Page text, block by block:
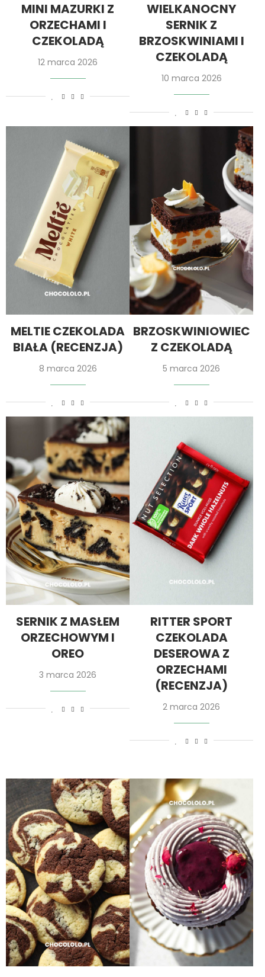
MINI MAZURKI Z
ORZECHAMI I
CZEKOLADĄ
12 marca 2026
WIELKANOCNY
SERNIK Z
BRZOSKWINIAMI I
CZEKOLADĄ
10 marca 2026
MELTIE CZEKOLADA
BIAŁA (RECENZJA)
8 marca 2026
BRZOSKWINIOWIEC
Z CZEKOLADĄ
5 marca 2026
SERNIK Z MASŁEM
ORZECHOWYM I
OREO
3 marca 2026
RITTER SPORT
CZEKOLADA
DESEROWA Z
ORZECHAMI
(RECENZJA)
2 marca 2026